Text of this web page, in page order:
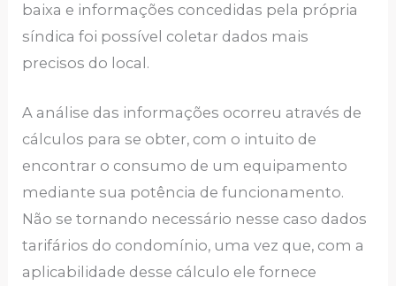
baixa e informações concedidas pela própria
síndica foi possível coletar dados mais
precisos do local.
A análise das informações ocorreu através de
cálculos para se obter, com o intuito de
encontrar o consumo de um equipamento
mediante sua potência de funcionamento.
Não se tornando necessário nesse caso dados
tarifários do condomínio, uma vez que, com a
aplicabilidade desse cálculo ele fornece